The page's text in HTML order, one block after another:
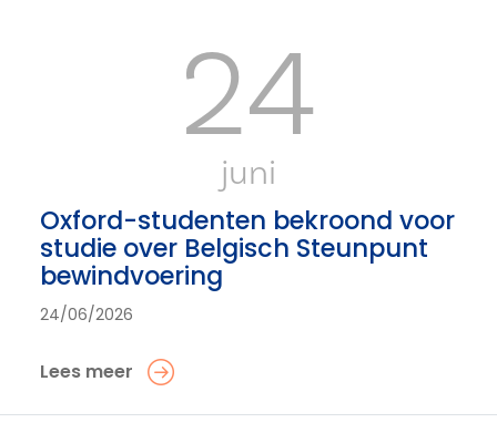
24
juni
Oxford-studenten bekroond voor
studie over Belgisch Steunpunt
bewindvoering
24/06/2026
Lees meer